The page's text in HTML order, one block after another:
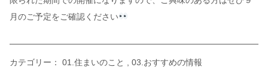
月のご予定をご確認ください
カテゴリー： 01.住まいのこと 03.おすすめの情報